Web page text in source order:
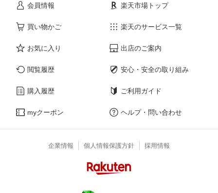
会員情報
買い物かご
お気に入り
閲覧履歴
購入履歴
myクーポン
楽天市場トップ
楽天のサービス一覧
出店のご案内
安心・安全の取り組み
ご利用ガイド
ヘルプ・問い合わせ
企業情報 個人情報保護方針 採用情報